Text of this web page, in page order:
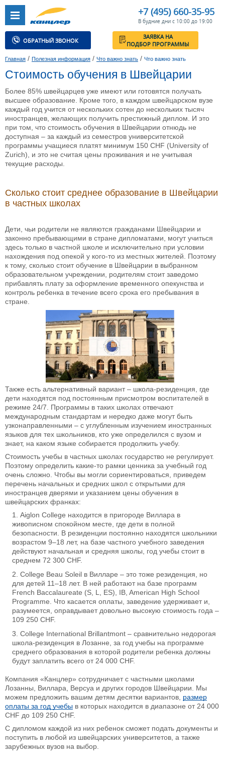
+7 (495) 660-35-95
В будние дни с 10:00 до 19:00
ОБРАТНЫЙ ЗВОНОК
ЗАЯВКА НА
ПОДБОР ПРОГРАММЫ
Главная / Полезная информация / Что важно знать / Что важно знать
Стоимость обучения в Швейцарии
Более 85% швейцарцев уже имеют или готовятся получать
высшее образование. Кроме того, в каждом швейцарском вузе
каждый год учится от нескольких сотен до нескольких тысяч
иностранцев, желающих получить престижный диплом. И это
при том, что стоимость обучения в Швейцарии отнюдь не
доступная – за каждый из семестров университетской
программы учащиеся платят минимум 150 CHF (University of
Zurich), и это не считая цены проживания и не учитывая
текущие расходы.
Сколько стоит среднее образование в Швейцарии
в частных школах
Дети, чьи родители не являются гражданами Швейцарии и
законно пребывающими в стране дипломатами, могут учиться
здесь только в частной школе и исключительно при условии
нахождения под опекой у кого-то из местных жителей. Поэтому
к тому, сколько стоит обучение в Швейцарии в выбранном
образовательном учреждении, родителям стоит заведомо
прибавлять плату за оформление временного опекунства и
контроль ребенка в течение всего срока его пребывания в
стране.
Также есть альтернативный вариант – школа-резиденция, где
дети находятся под постоянным присмотром воспитателей в
режиме 24/7. Программы в таких школах отвечают
международным стандартам и нередко даже могут быть
узконаправленными – с углубленным изучением иностранных
языков для тех школьников, кто уже определился с вузом и
знает, на каком языке собирается продолжить учебу.
Стоимость учебы в частных школах государство не регулирует.
Поэтому определить какие-то рамки ценника за учебный год
очень сложно. Чтобы вы могли сориентироваться, приведем
перечень начальных и средних школ с открытыми для
иностранцев дверями и указанием цены обучения в
швейцарских франках:
Aiglon College находится в пригороде Виллара в
живописном спокойном месте, где дети в полной
безопасности. В резиденции постоянно находятся школьники
возрастом 9–18 лет, на базе частного учебного заведения
действуют начальная и средняя школы, год учебы стоит в
среднем 72 300 CHF.
College Beau Soleil в Вилларе – это тоже резиденция, но
для детей 11–18 лет. В ней работают на базе программ
French Baccalaureate (S, L, ES), IB, American High School
Programme. Что касается оплаты, заведение удерживает и,
разумеется, оправдывает довольно высокую стоимость года –
109 250 CHF.
College International Brillantmont – сравнительно недорогая
школа-резиденция в Лозанне, за год учебы на программе
среднего образования в которой родители ребенка должны
будут заплатить всего от 24 000 CHF.
Компания «Канцлер» сотрудничает с частными школами
Лозанны, Виллара, Версуа и других городов Швейцарии. Мы
можем предложить вашим детям десятки вариантов, размер
оплаты за год учебы в которых находится в диапазоне от 24 000
CHF до 109 250 CHF.
С дипломом каждой из них ребенок сможет подать документы и
поступить в любой из швейцарских университетов, а также
зарубежных вузов на выбор.